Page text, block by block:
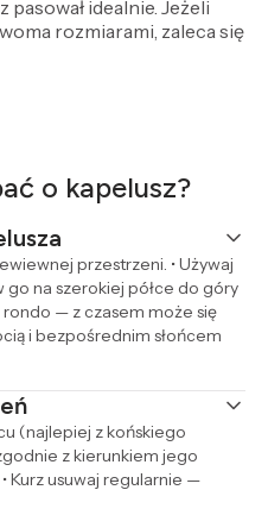
idealnie. Jeżeli
rozmiarami, zaleca się
o kapelusz?
przestrzeni. • Używaj
go na szerokiej półce do góry
rondo — z czasem może się
i bezpośrednim słońcem
(najlepiej z końskiego
z kierunkiem jego
Kurz usuwaj regularnie —